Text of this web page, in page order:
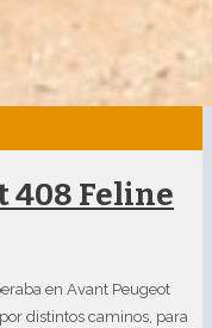
408 Feline
en Avant Peugeot
distintos caminos, para